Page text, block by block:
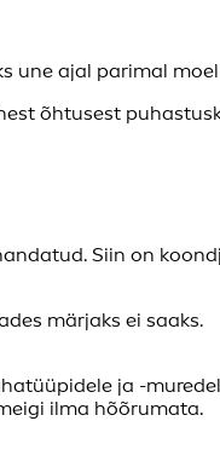
une ajal parimal
õhtusest
Siin on
märjaks ei saaks.
ja -
ilma hõõrumata.